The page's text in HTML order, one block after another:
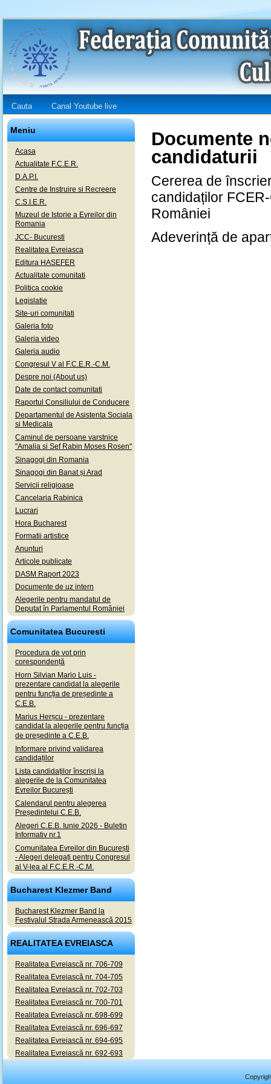
Cauta Canal Youtube live
Meniu
Acasa
Actualitate F.C.E.R.
D.A.P.I.
Centre de Instruire si Recreere
C.S.I.E.R.
Muzeul de Istorie a Evreilor din
Romania
JCC- Bucuresti
Realitatea Evreiasca
Editura HASEFER
Actualitate comunitati
Politica cookie
Legislatie
Site-uri comunitati
Galeria foto
Galeria video
Galeria audio
Congresul V al F.C.E.R.-C.M.
Despre noi (About us)
Date de contact comunitati
Raportul Consiliului de Conducere
Departamentul de Asistenta Sociala
si Medicala
Caminul de persoane varstnice
"Amalia si Sef Rabin Moses Rosen"
Sinagogi din Romania
Sinagogi din Banat și Arad
Servicii religioase
Cancelaria Rabinica
Lucrari
Hora Bucharest
Formatii artistice
Anunturi
Articole publicate
DASM Raport 2023
Documente de uz intern
Alegerile pentru mandatul de
Deputat în Parlamentul României
Comunitatea Bucuresti
Procedura de vot prin
corespondență
Horn Silvian Mario Luis -
prezentare candidat la alegerile
pentru funcția de președinte a
C.E.B.
Marius Herșcu - prezentare
candidat la alegerile pentru funcția
de președinte a C.E.B.
Informare privind validarea
candidaților
Lista candidaților înscriși la
alegerile de la Comunitatea
Evreilor București
Calendarul pentru alegerea
Președintelui C.E.B.
Alegeri C.E.B. Iunie 2026 - Buletin
Informativ nr.1
Comunitatea Evreilor din București
- Alegeri delegați pentru Congresul
al V-lea al F.C.E.R.-C.M.
Bucharest Klezmer Band
Bucharest Klezmer Band la
Festivalul Strada Armenească 2015
REALITATEA EVREIASCA
Realitatea Evreiască nr. 706-709
Realitatea Evreiască nr. 704-705
Realitatea Evreiască nr. 702-703
Realitatea Evreiască nr. 700-701
Realitatea Evreiască nr. 698-699
Realitatea Evreiască nr. 696-697
Realitatea Evreiască nr. 694-695
Realitatea Evreiască nr. 692-693
Documente
candidaturii
Cererea de
candidaților
României
Adeverință de